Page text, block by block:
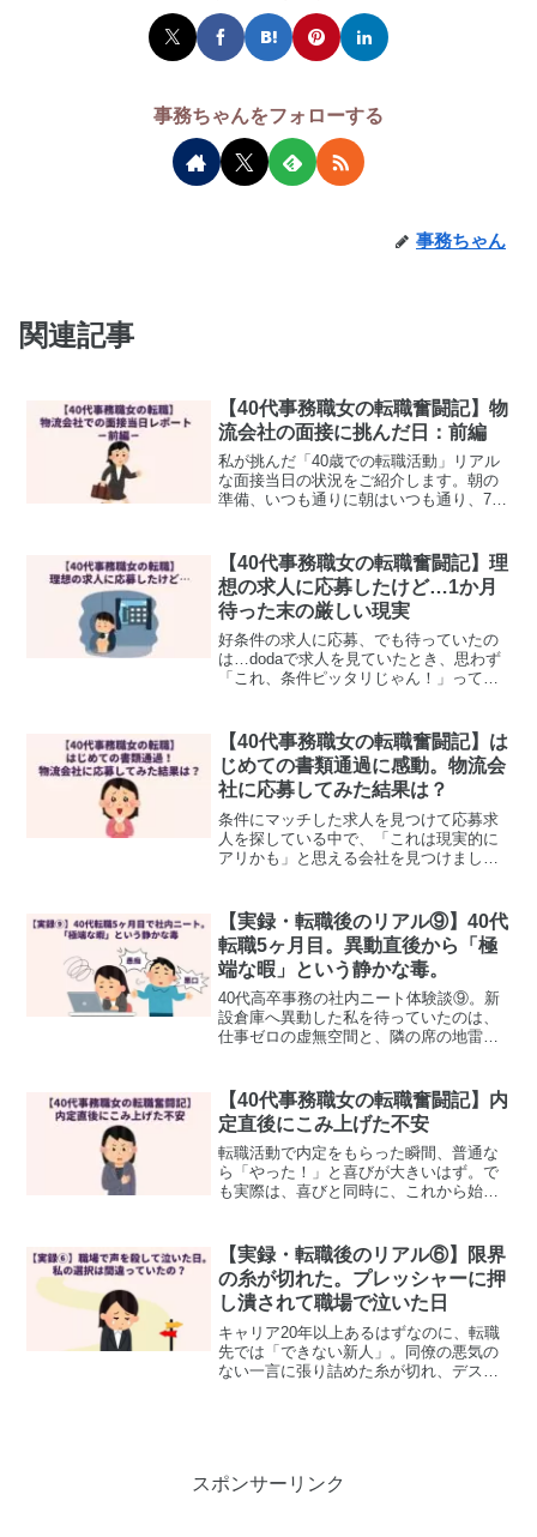
事務ちゃんをフォローする
事務ちゃん
関連記事
【40代事務職女の転職奮闘記】物
流会社の面接に挑んだ日：前編
私が挑んだ「40歳での転職活動」リアル
な面接当日の状況をご紹介します。朝の
準備、いつも通りに朝はいつも通り、7時
も印象を良くしようと、普段はやらな
い“朝から顔パック”...
【40代事務職女の転職奮闘記】理
想の求人に応募したけど…1か月
待った末の厳しい現実
好条件の求人に応募、でも待っていたの
は…dodaで求人を見ていたとき、思わず
「これ、条件ピッタリじゃん！」って思
万円以上ボーナスあり長く事務職をして
きたし、これな...
【40代事務職女の転職奮闘記】は
じめての書類通過に感動。物流会
社に応募してみた結果は？
条件にマッチした求人を見つけて応募求
人を探している中で、「これは現実的に
アリかも」と思える会社を見つけまし
たので、条件に納得できればOK。会社の
ホームページを確認すると...
【実録・転職後のリアル⑨】40代
転職5ヶ月目。異動直後から「極
端な暇」という静かな毒。
40代高卒事務の社内ニート体験談⑨。新
設倉庫へ異動した私を待っていたのは、
仕事ゼロの虚無空間と、隣の席の地雷男
ぎる狂気と、メンタルを確実に壊してい
く「極端な暇」という静かな毒のリアル
を綴ります。
【40代事務職女の転職奮闘記】内
定直後にこみ上げた不安
転職活動で内定をもらった瞬間、普通な
ら「やった！」と喜びが大きいはず。で
も実際は、喜びと同時に、これから始ま
験した内定直後のリアルな気持ちと、息
抜きの方法をシェアしま...
【実録・転職後のリアル⑥】限界
の糸が切れた。プレッシャーに押
し潰されて職場で泣いた日
キャリア20年以上あるはずなのに、転職
先では「できない新人」。同僚の悪気の
ない一言に張り詰めた糸が切れ、デスク
スポンサーリンク